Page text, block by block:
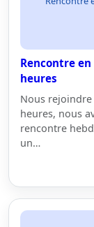
Rencontre
heures
Nous
heures, nous
rencontre
un…